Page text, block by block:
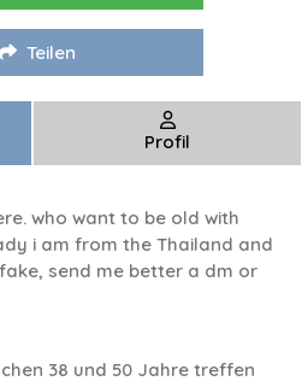
Teilen
Profil
who want to be old with
i am from the Thailand and
send me better a dm or
38 und 50 Jahre treffen